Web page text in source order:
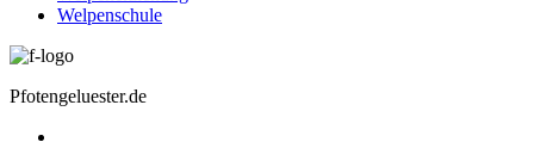
Welpenschule
Pfotengeluester.de